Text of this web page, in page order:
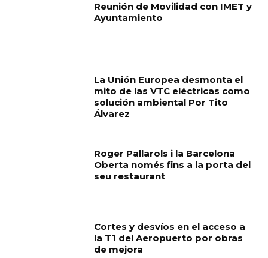
Reunión de Movilidad con IMET y
Ayuntamiento
La Unión Europea desmonta el
mito de las VTC eléctricas como
solución ambiental Por Tito
Álvarez
Roger Pallarols i la Barcelona
Oberta només fins a la porta del
seu restaurant
Cortes y desvíos en el acceso a
la T1 del Aeropuerto por obras
de mejora